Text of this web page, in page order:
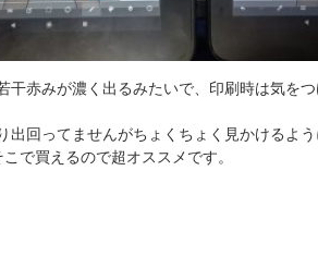
干赤みが濃く出るみたいで、印刷時は気を
出回ってませんがちょくちょく見かけるよ
で買えるので超オススメです。